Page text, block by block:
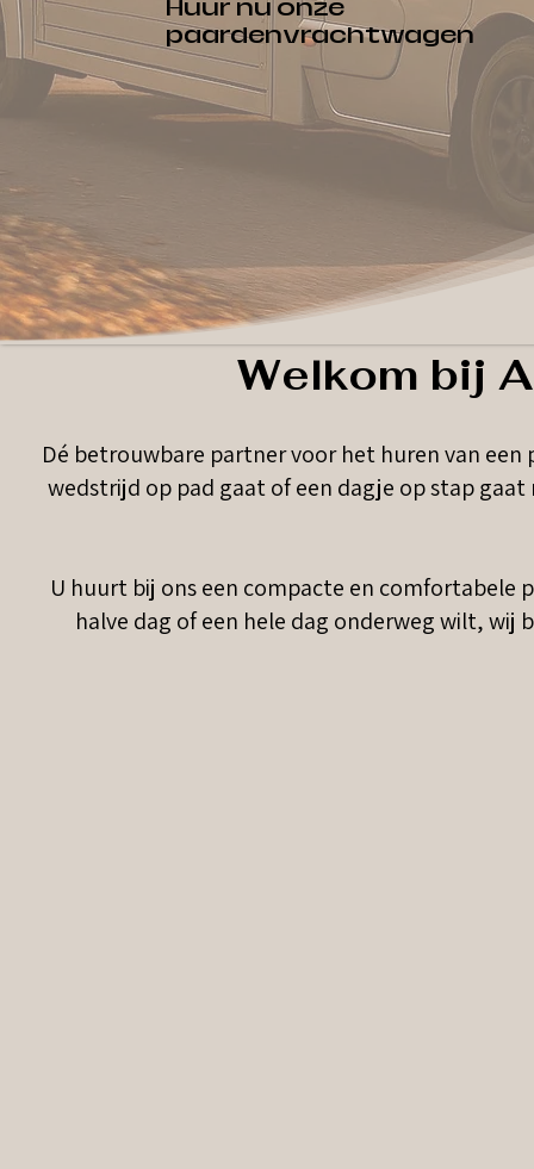
Huur nu onze
paardenvrachtwagen
Welkom bij
Dé betrouwbare partner voor het huren van
wedstrijd op pad gaat of een dagje op stap
U huurt bij ons een compacte en comfortabele
halve dag of een hele dag onderweg wilt, wij